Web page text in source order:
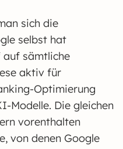
sich die
selbst hat
auf sämtliche
aktiv für
Optimierung
Modelle. Die gleichen
vorenthalten
von denen Google